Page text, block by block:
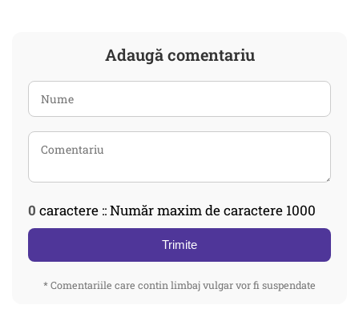
Adaugă comentariu
0 caractere :: Număr maxim de caractere 1000
Trimite
* Comentariile care contin limbaj vulgar vor fi suspendate